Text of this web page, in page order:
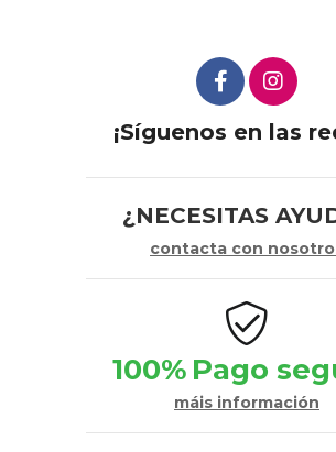
¡Síguenos en las
¿NECESITAS
contacta con
100% Pago
máis información